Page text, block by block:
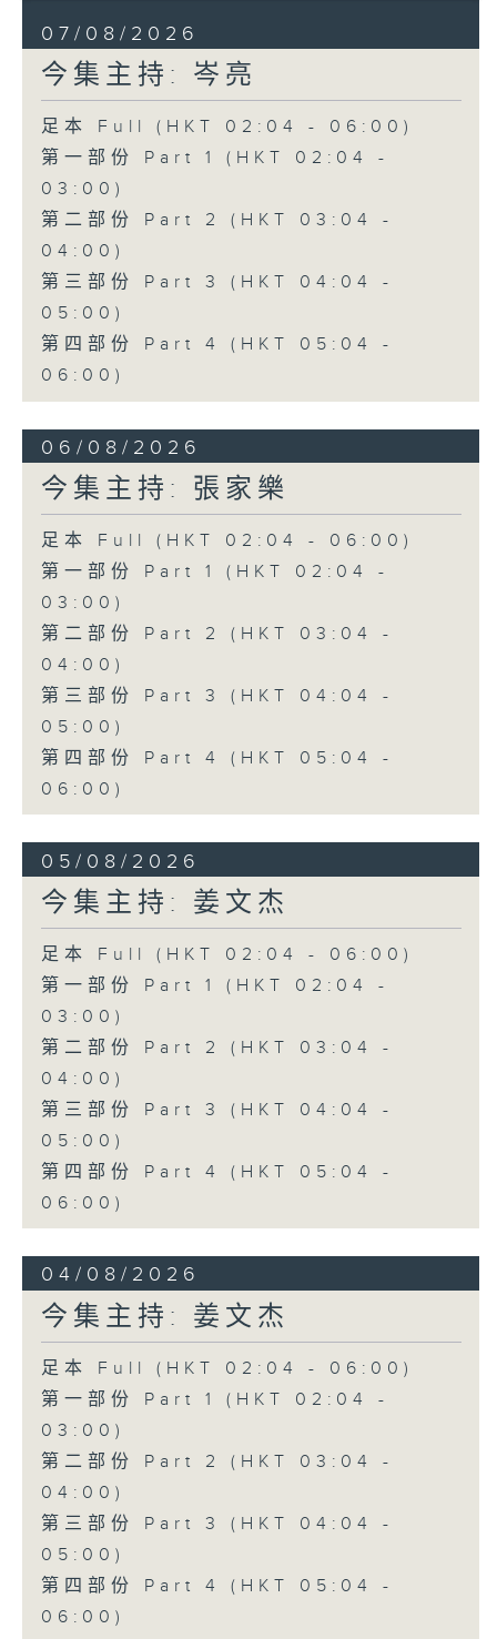
07/08/2026
今集主持: 岑亮
足本 Full (HKT 02:04 - 06:00)
第一部份 Part 1 (HKT 02:04 -
03:00)
第二部份 Part 2 (HKT 03:04 -
04:00)
第三部份 Part 3 (HKT 04:04 -
05:00)
第四部份 Part 4 (HKT 05:04 -
06:00)
06/08/2026
今集主持: 張家樂
足本 Full (HKT 02:04 - 06:00)
第一部份 Part 1 (HKT 02:04 -
03:00)
第二部份 Part 2 (HKT 03:04 -
04:00)
第三部份 Part 3 (HKT 04:04 -
05:00)
第四部份 Part 4 (HKT 05:04 -
06:00)
05/08/2026
今集主持: 姜文杰
足本 Full (HKT 02:04 - 06:00)
第一部份 Part 1 (HKT 02:04 -
03:00)
第二部份 Part 2 (HKT 03:04 -
04:00)
第三部份 Part 3 (HKT 04:04 -
05:00)
第四部份 Part 4 (HKT 05:04 -
06:00)
04/08/2026
今集主持: 姜文杰
足本 Full (HKT 02:04 - 06:00)
第一部份 Part 1 (HKT 02:04 -
03:00)
第二部份 Part 2 (HKT 03:04 -
04:00)
第三部份 Part 3 (HKT 04:04 -
05:00)
第四部份 Part 4 (HKT 05:04 -
06:00)